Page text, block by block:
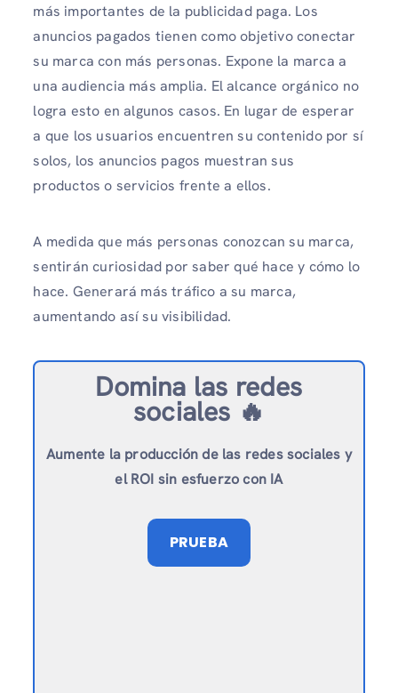
más importantes de la publicidad paga. Los
anuncios pagados tienen como objetivo conectar
su marca con más personas. Expone la marca a
una audiencia más amplia. El alcance orgánico no
logra esto en algunos casos. En lugar de esperar
a que los usuarios encuentren su contenido por sí
solos, los anuncios pagos muestran sus
productos o servicios frente a ellos.
A medida que más personas conozcan su marca,
sentirán curiosidad por saber qué hace y cómo lo
hace. Generará más tráfico a su marca,
aumentando así su visibilidad.
Domina las redes
sociales 🔥
Aumente la producción de las redes sociales y
el ROI sin esfuerzo con IA
PRUEBA